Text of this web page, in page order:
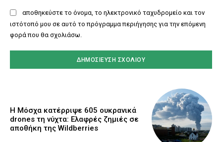
αποθηκεύστε το όνομα, το ηλεκτρονικό ταχυδρομείο και τον
ιστότοπό μου σε αυτό το πρόγραμμα περιήγησης για την επόμενη
φορά που θα σχολιάσω.
Η Μόσχα κατέρριψε 605 ουκρανικά
drones τη νύχτα: Ελαφρές ζημιές σε
αποθήκη της Wildberries